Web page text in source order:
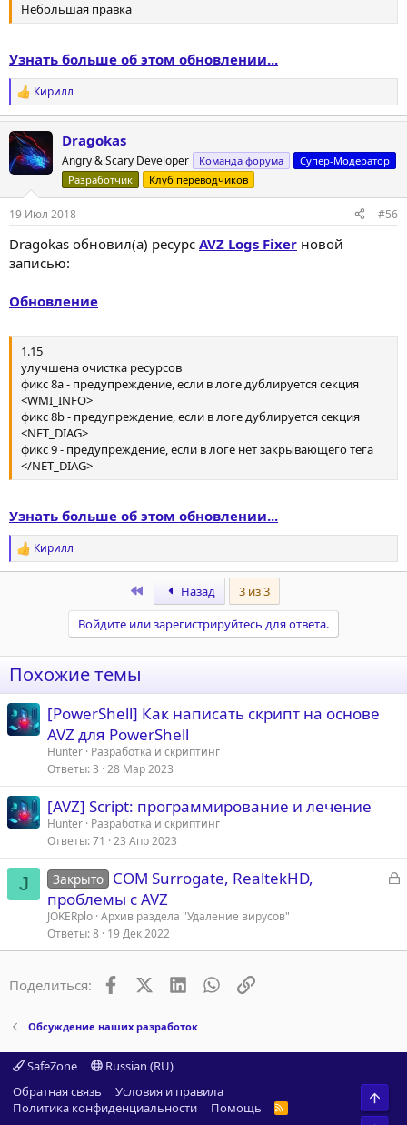
Небольшая правка
Узнать больше об этом обновлении...
Р
е
а
к
ц
и
:
Кирилл
Dragokas
Angry & Scary Developer Команда форума
Супер-Модератор
Разработчик
Клуб переводчиков
19 Июл 2018 #56
Dragokas обновил(а) ресурс AVZ Logs Fixer новой
записью:
Обновление
1.15
улучшена очистка ресурсов
фикс 8a - предупреждение, если в логе дублируется секция
<WMI_INFO>
фикс 8b - предупреждение, если в логе дублируется секция
<NET_DIAG>
фикс 9 - предупреждение, если в логе нет закрывающего тега
</NET_DIAG>
Узнать больше об этом обновлении...
Р
е
:
Кирилл
Назад
3 из 3
Войдите или зарегистрируйтесь для ответа.
Похожие темы
[PowerShell] Как написать скрипт на основе
AVZ для PowerShell
Hunter Разработка и скриптинг
Ответы 3 28 Мар 2023
[AVZ] Script: программирование и лечение
Hunter Разработка и скриптинг
Ответы 71 23 Апр 2023
J
З
Закрыто COM Surrogate, RealtekHD,
проблемы с AVZ
JOKERplo Архив раздела "Удаление вирусов"
Ответы 8 19 Дек 2022
Поделиться: FacebookX (Twitter)
LinkedInWhatsAppСсылка
Обсуждение наших разработок
SafeZone
Russian (RU)
Обратная связь
Условия и правила
Политика конфиденциальности
Помощь
R
S